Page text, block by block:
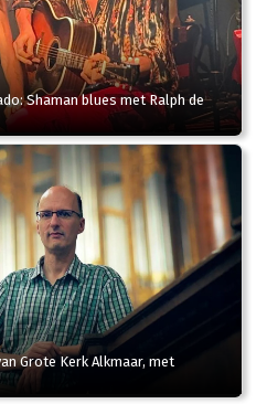
Shaman blues met Ralph de
Grote Kerk Alkmaar, met